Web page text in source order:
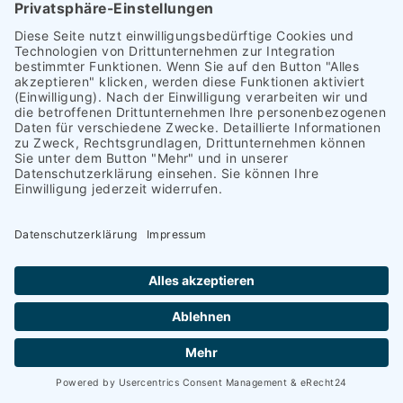
Copyright 2026 Heinrich Schümann (GmbH & Co. KG) I
ImpressumIDatenschutz |Barrierefreiheit